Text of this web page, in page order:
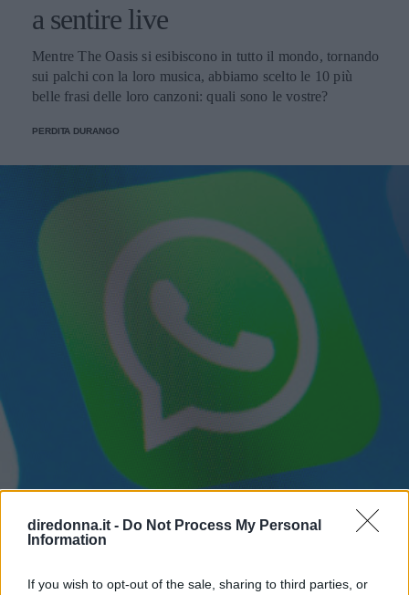
diredonna.it - Do Not Process My Personal
Information
If you wish to opt-out of the sale, sharing to third parties, or
a sentire live
Mentre The Oasis si esibiscono in tutto il mondo, tornando
sui palchi con la loro musica, abbiamo scelto le 10 più
belle frasi delle loro canzoni: quali sono le vostre?
PERDITA DURANGO
GOSSIP